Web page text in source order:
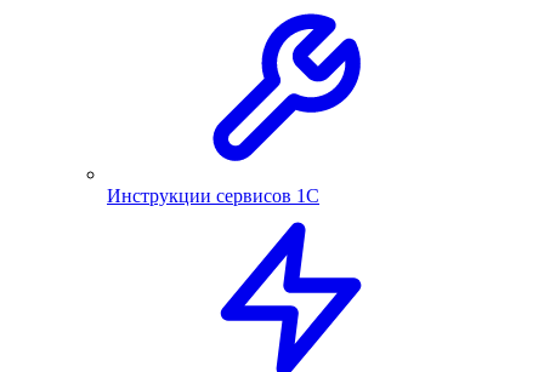
Инструкции сервисов 1С